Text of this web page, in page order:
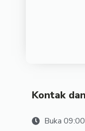
Kontak
Buka